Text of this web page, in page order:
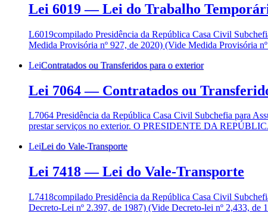
Lei 6019—Lei do Trabalho
L6019compilado Presidência da República Casa Civil
Medida Provisória nº 927, de 2020) (Vide Medida Provisória
LeiContratados ou Transferidos para o exterior
Lei 7064— Contratados ou
L7064 Presidência da República Casa Civil Subchefia para
prestar serviços no exterior. O PRESIDENTE DA
LeiLei do Vale-Transporte
Lei 7418—Lei do Vale-Transporte
L7418compilado Presidência da República Casa Civil
Decreto-Lei nº 2.397, de 1987) (Vide Decreto-lei nº 2,433,